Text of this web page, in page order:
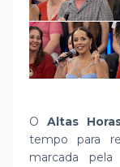
O Altas
tempo para
marcada